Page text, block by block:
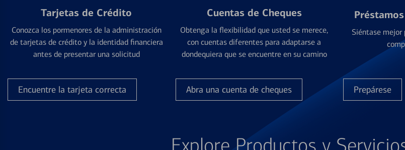
Tarjetas de Crédito
Conozca los pormenores de la administración
de tarjetas de crédito y la identidad financiera
antes de presentar una solicitud
Encuentre la tarjeta correcta
Cuentas de Cheques
Obtenga la flexibilidad que usted se merece,
con cuentas diferentes para adaptarse a
dondequiera que se encuentre en su camino
Abra una cuenta de cheques
Siéntase mejor
Prepárese